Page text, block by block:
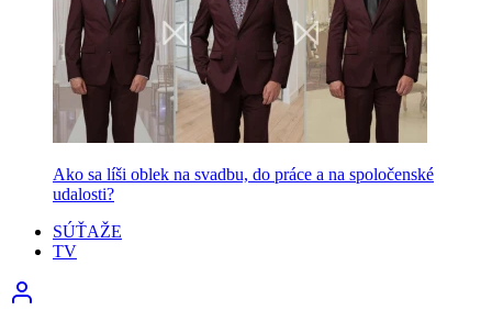
Ako sa líši oblek na svadbu, do práce a na spoločenské
udalosti?
SÚŤAŽE
TV